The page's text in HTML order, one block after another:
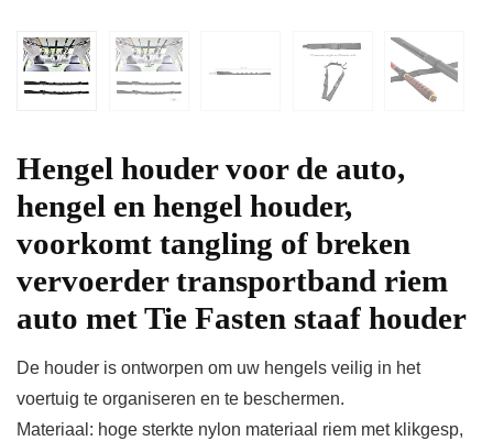
Hengel houder voor de auto,
hengel en hengel houder,
voorkomt tangling of breken
vervoerder transportband riem
auto met Tie Fasten staaf houder
De houder is ontworpen om uw hengels veilig in het
voertuig te organiseren en te beschermen.
Materiaal: hoge sterkte nylon materiaal riem met klikgesp,